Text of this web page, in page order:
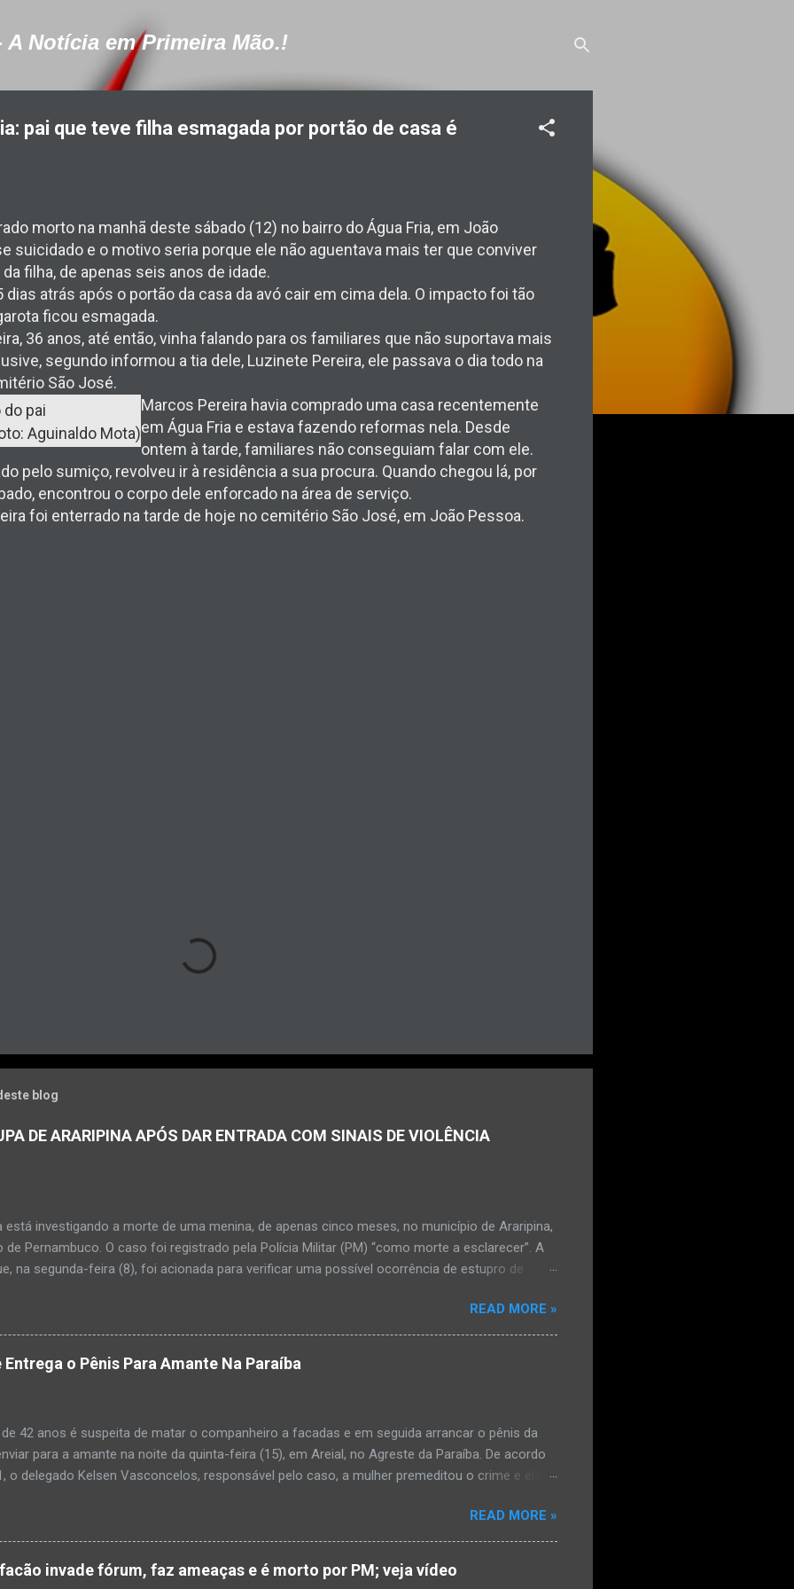
A Notícia em Primeira Mão.!
pai que teve filha esmagada por portão de casa é
morto na manhã deste sábado (12) no bairro do Água Fria, em João
suicidado e o motivo seria porque ele não aguentava mais ter que conviver
filha, de apenas seis anos de idade.
atrás após o portão da casa da avó cair em cima dela. O impacto foi tão
ficou esmagada.
36 anos, até então, vinha falando para os familiares que não suportava mais
segundo informou a tia dele, Luzinete Pereira, ele passava o dia todo na
São José.
Aguinaldo Mota)
Marcos Pereira havia comprado uma casa recentemente
em Água Fria e estava fazendo reformas nela. Desde
ontem à tarde, familiares não conseguiam falar com ele.
pelo sumiço, revolveu ir à residência a sua procura. Quando chegou lá, por
encontrou o corpo dele enforcado na área de serviço.
foi enterrado na tarde de hoje no cemitério São José, em João Pessoa.
blog
DE ARARIPINA APÓS DAR ENTRADA COM SINAIS DE VIOLÊNCIA
está investigando a morte de uma menina, de apenas cinco meses, no município de Araripina,
de Pernambuco. O caso foi registrado pela Polícia Militar (PM) “como morte a esclarecer”. A
na segunda-feira (8), foi acionada para verificar uma possível ocorrência de estupro de
da PM mostra que, segundo informações passadas pela equipe médica, a vítima estava
de desidratação e desnutrição, além de apresentar ruptura anal e vaginal. Os pais
que a criança estava apresentando, desde sábado (6), alguns sinais de mal-estar. Segundo
pais só levaram a menina para UPA após uma piora no estado de saúde, na segunda-feira pela
O...
READ MORE »
o Pênis Para Amante Na Paraíba
42 anos é suspeita de matar o companheiro a facadas e em seguida arrancar o pênis da
para a amante na noite da quinta-feira (15), em Areial, no Agreste da Paraíba. De acordo
o delegado Kelsen Vasconcelos, responsável pelo caso, a mulher premeditou o crime e ela
manhã desta sexta-feira (16), que antes de cometer o crime, a suspeita também escreveu uma
para o filho mais velho, de 18 anos. “Na carta ela pede para que o filho mais velho, fruto
relacionamento, deixe os dois irmãos mais novos com parentes da família. Ela já havia
todo o crime”. Após matar o companheiro a facadas e cortar o pênis dele, a mulher ainda
READ MORE »
invade fórum, faz ameaças e é morto por PM; veja vídeo